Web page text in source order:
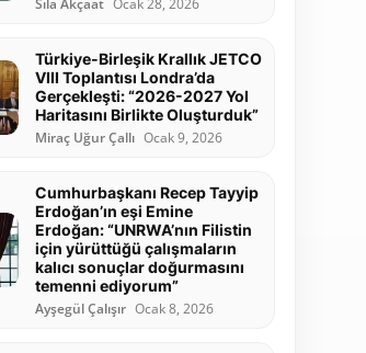
Sıla Akçaat Ocak 28, 2026
Türkiye-Birleşik Krallık JETCO
VIII Toplantısı Londra’da
Gerçekleşti: “2026-2027 Yol
Haritasını Birlikte Oluşturduk”
Miraç Uğur Çallı Ocak 9, 2026
Cumhurbaşkanı Recep Tayyip
Erdoğan’ın eşi Emine
Erdoğan: “UNRWA’nın Filistin
için yürüttüğü çalışmaların
kalıcı sonuçlar doğurmasını
temenni ediyorum”
Ayşegül Çalışır Ocak 8, 2026